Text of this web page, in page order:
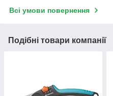
Всі умови повернення
Подібні товари компанії